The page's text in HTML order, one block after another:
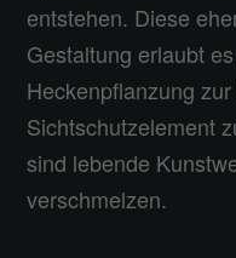
entstehen. Diese
Gestaltung erlaubt
Heckenpflanzung
Sichtschutzelement
sind lebende
verschmelzen.